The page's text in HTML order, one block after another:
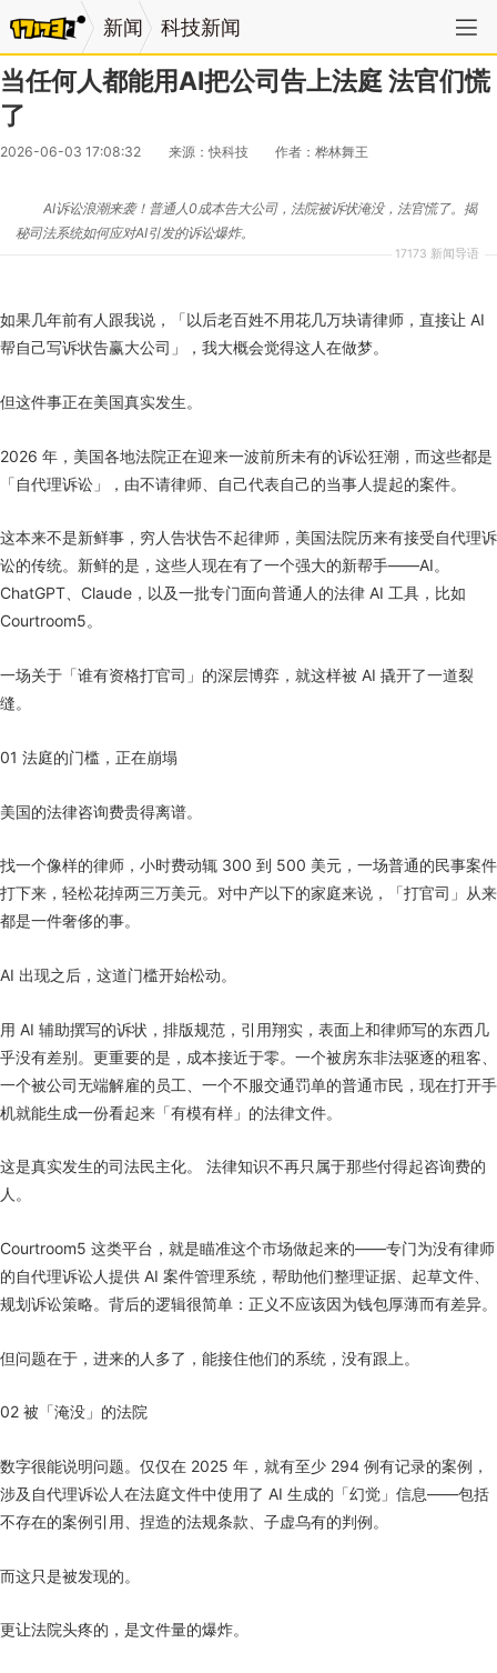
新闻 科技新闻
当任何人都能用AI把公司告上法庭 法官们慌
了
2026-06-03 17:08:32 来源：快科技 作者：桦林舞王
17173 新闻导语
AI诉讼浪潮来袭！普通人0成本告大公司，法院被诉状淹没，法官慌了。揭
秘司法系统如何应对AI引发的诉讼爆炸。
如果几年前有人跟我说，「以后老百姓不用花几万块请律师，直接让 AI
帮自己写诉状告赢大公司」，我大概会觉得这人在做梦。
但这件事正在美国真实发生。
2026 年，美国各地法院正在迎来一波前所未有的诉讼狂潮，而这些都是
「自代理诉讼」，由不请律师、自己代表自己的当事人提起的案件。
这本来不是新鲜事，穷人告状告不起律师，美国法院历来有接受自代理诉
讼的传统。新鲜的是，这些人现在有了一个强大的新帮手——AI。
ChatGPT、Claude，以及一批专门面向普通人的法律 AI 工具，比如
Courtroom5。
一场关于「谁有资格打官司」的深层博弈，就这样被 AI 撬开了一道裂
缝。
01 法庭的门槛，正在崩塌
美国的法律咨询费贵得离谱。
找一个像样的律师，小时费动辄 300 到 500 美元，一场普通的民事案件
打下来，轻松花掉两三万美元。对中产以下的家庭来说，「打官司」从来
都是一件奢侈的事。
AI 出现之后，这道门槛开始松动。
用 AI 辅助撰写的诉状，排版规范，引用翔实，表面上和律师写的东西几
乎没有差别。更重要的是，成本接近于零。一个被房东非法驱逐的租客、
一个被公司无端解雇的员工、一个不服交通罚单的普通市民，现在打开手
机就能生成一份看起来「有模有样」的法律文件。
这是真实发生的司法民主化。 法律知识不再只属于那些付得起咨询费的
人。
Courtroom5 这类平台，就是瞄准这个市场做起来的——专门为没有律师
的自代理诉讼人提供 AI 案件管理系统，帮助他们整理证据、起草文件、
规划诉讼策略。背后的逻辑很简单：正义不应该因为钱包厚薄而有差异。
但问题在于，进来的人多了，能接住他们的系统，没有跟上。
02 被「淹没」的法院
数字很能说明问题。仅仅在 2025 年，就有至少 294 例有记录的案例，
涉及自代理诉讼人在法庭文件中使用了 AI 生成的「幻觉」信息——包括
不存在的案例引用、捏造的法规条款、子虚乌有的判例。
而这只是被发现的。
更让法院头疼的，是文件量的爆炸。